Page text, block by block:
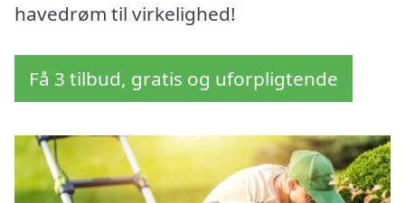
havedrøm til virkelighed!
Få 3 tilbud, gratis og uforpligtende